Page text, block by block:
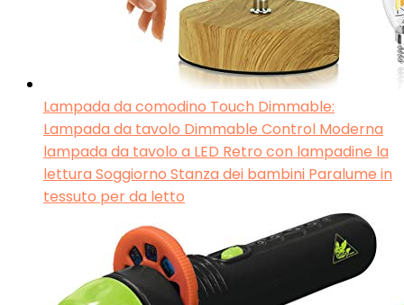
Lampada da comodino Touch Dimmable:
Lampada da tavolo Dimmable Control Moderna
lampada da tavolo a LED Retro con lampadine la
lettura Soggiorno Stanza dei bambini Paralume in
tessuto per da letto